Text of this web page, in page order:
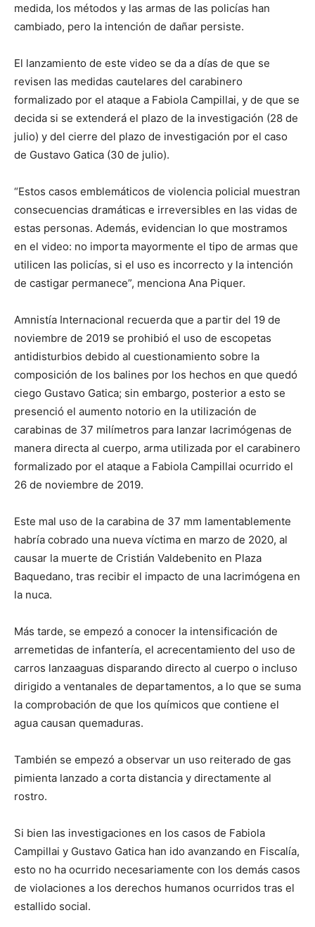
medida, los métodos y las armas de las policías han
cambiado, pero la intención de dañar persiste.
El lanzamiento de este video se da a días de que se
revisen las medidas cautelares del carabinero
formalizado por el ataque a Fabiola Campillai, y de que se
decida si se extenderá el plazo de la investigación (28 de
julio) y del cierre del plazo de investigación por el caso
de Gustavo Gatica (30 de julio).
“Estos casos emblemáticos de violencia policial muestran
consecuencias dramáticas e irreversibles en las vidas de
estas personas. Además, evidencian lo que mostramos
en el video: no importa mayormente el tipo de armas que
utilicen las policías, si el uso es incorrecto y la intención
de castigar permanece”, menciona Ana Piquer.
Amnistía Internacional recuerda que a partir del 19 de
noviembre de 2019 se prohibió el uso de escopetas
antidisturbios debido al cuestionamiento sobre la
composición de los balines por los hechos en que quedó
ciego Gustavo Gatica; sin embargo, posterior a esto se
presenció el aumento notorio en la utilización de
carabinas de 37 milímetros para lanzar lacrimógenas de
manera directa al cuerpo, arma utilizada por el carabinero
formalizado por el ataque a Fabiola Campillai ocurrido el
26 de noviembre de 2019.
Este mal uso de la carabina de 37 mm lamentablemente
habría cobrado una nueva víctima en marzo de 2020, al
causar la muerte de Cristián Valdebenito en Plaza
Baquedano, tras recibir el impacto de una lacrimógena en
la nuca.
Más tarde, se empezó a conocer la intensificación de
arremetidas de infantería, el acrecentamiento del uso de
carros lanzaaguas disparando directo al cuerpo o incluso
dirigido a ventanales de departamentos, a lo que se suma
la comprobación de que los químicos que contiene el
agua causan quemaduras.
También se empezó a observar un uso reiterado de gas
pimienta lanzado a corta distancia y directamente al
rostro.
Si bien las investigaciones en los casos de Fabiola
Campillai y Gustavo Gatica han ido avanzando en Fiscalía,
esto no ha ocurrido necesariamente con los demás casos
de violaciones a los derechos humanos ocurridos tras el
estallido social.